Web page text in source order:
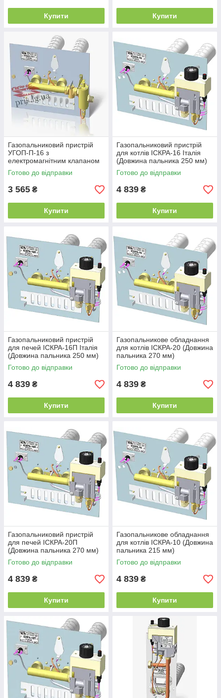
Купити Купити
Газопальниковий пристрій
УГОП-П-16 з
електромагнітним клапаном
(Довжина пальника 250 мм)
Готово до відправки
3 565 ₴
Купити
Газопальниковий пристрій
для котлів ІСКРА-16 Італія
(Довжина пальника 250 мм)
Готово до відправки
4 839 ₴
Купити
Газопальниковий пристрій
для печей ІСКРА-16П Італія
(Довжина пальника 250 мм)
Готово до відправки
4 839 ₴
Купити
Газопальникове обладнання
для котлів ІСКРА-20 (Довжина
пальника 270 мм)
Готово до відправки
4 839 ₴
Купити
Газопальниковий пристрій
для печей ІСКРА-20П
(Довжина пальника 270 мм)
Готово до відправки
4 839 ₴
Купити
Газопальникове обладнання
для котлів ІСКРА-10 (Довжина
пальника 215 мм)
Готово до відправки
4 839 ₴
Купити